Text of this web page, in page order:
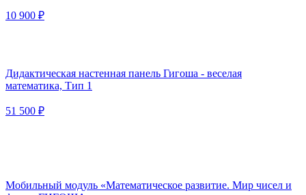
10 900 ₽
Дидактическая настенная панель Гигоша - веселая
математика, Тип 1
51 500 ₽
Мобильный модуль «Математическое развитие. Мир чисел и